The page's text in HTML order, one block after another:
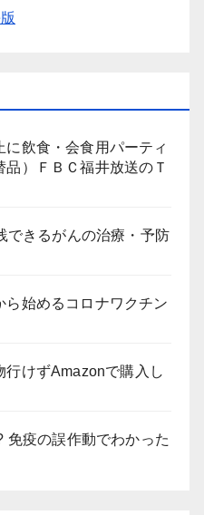
飲食・会食用パーティ
）ＦＢＣ福井放送のＴ
できるがんの治療・予防
ら始めるコロナワクチン
行けずAmazonで購入し
免疫の誤作動でわかった